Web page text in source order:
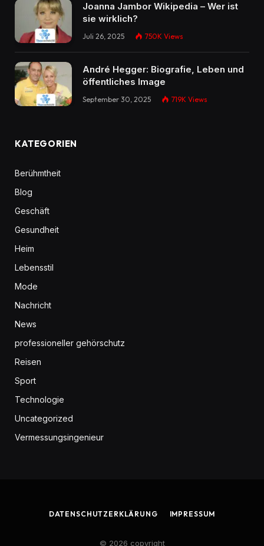
Joanna Jambor Wikipedia – Wer ist
sie wirklich?
Juli 26, 2025 750K Views
André Hegger: Biografie, Leben und
öffentliches Image
September 30, 2025 719K Views
KATEGORIEN
Berühmtheit
Blog
Geschäft
Gesundheit
Heim
Lebensstil
Mode
Nachricht
News
professioneller gehörschutz
Reisen
Sport
Technologie
Uncategorized
Vermessungsingenieur
DATENSCHUTZERKLÄRUNG IMPRESSUM
© 2026 copyright